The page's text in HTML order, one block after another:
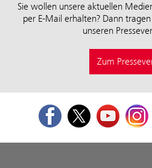
Sie wollen unsere aktuellen
per E-Mail erhalten? Dann
unseren
Zum
FacebookTwitterYoutube